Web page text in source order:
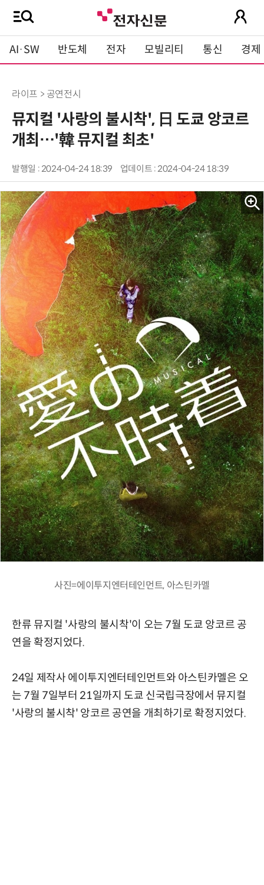
AI·SW 반도체 전자 모빌리티 통신 경제
라이프 > 공연전시
뮤지컬 '사랑의 불시착', 日 도쿄 앙코르
개최…'韓 뮤지컬 최초'
발행일 : 2024-04-24 18:39 업데이트 : 2024-04-24 18:39
사진=에이투지엔터테인먼트, 아스틴카멜
한류 뮤지컬 '사랑의 불시착'이 오는 7월 도쿄 앙코르 공
연을 확정지었다.
24일 제작사 에이투지엔터테인먼트와 아스틴카멜은 오
는 7월 7일부터 21일까지 도쿄 신국립극장에서 뮤지컬
'사랑의 불시착' 앙코르 공연을 개최하기로 확정지었다.